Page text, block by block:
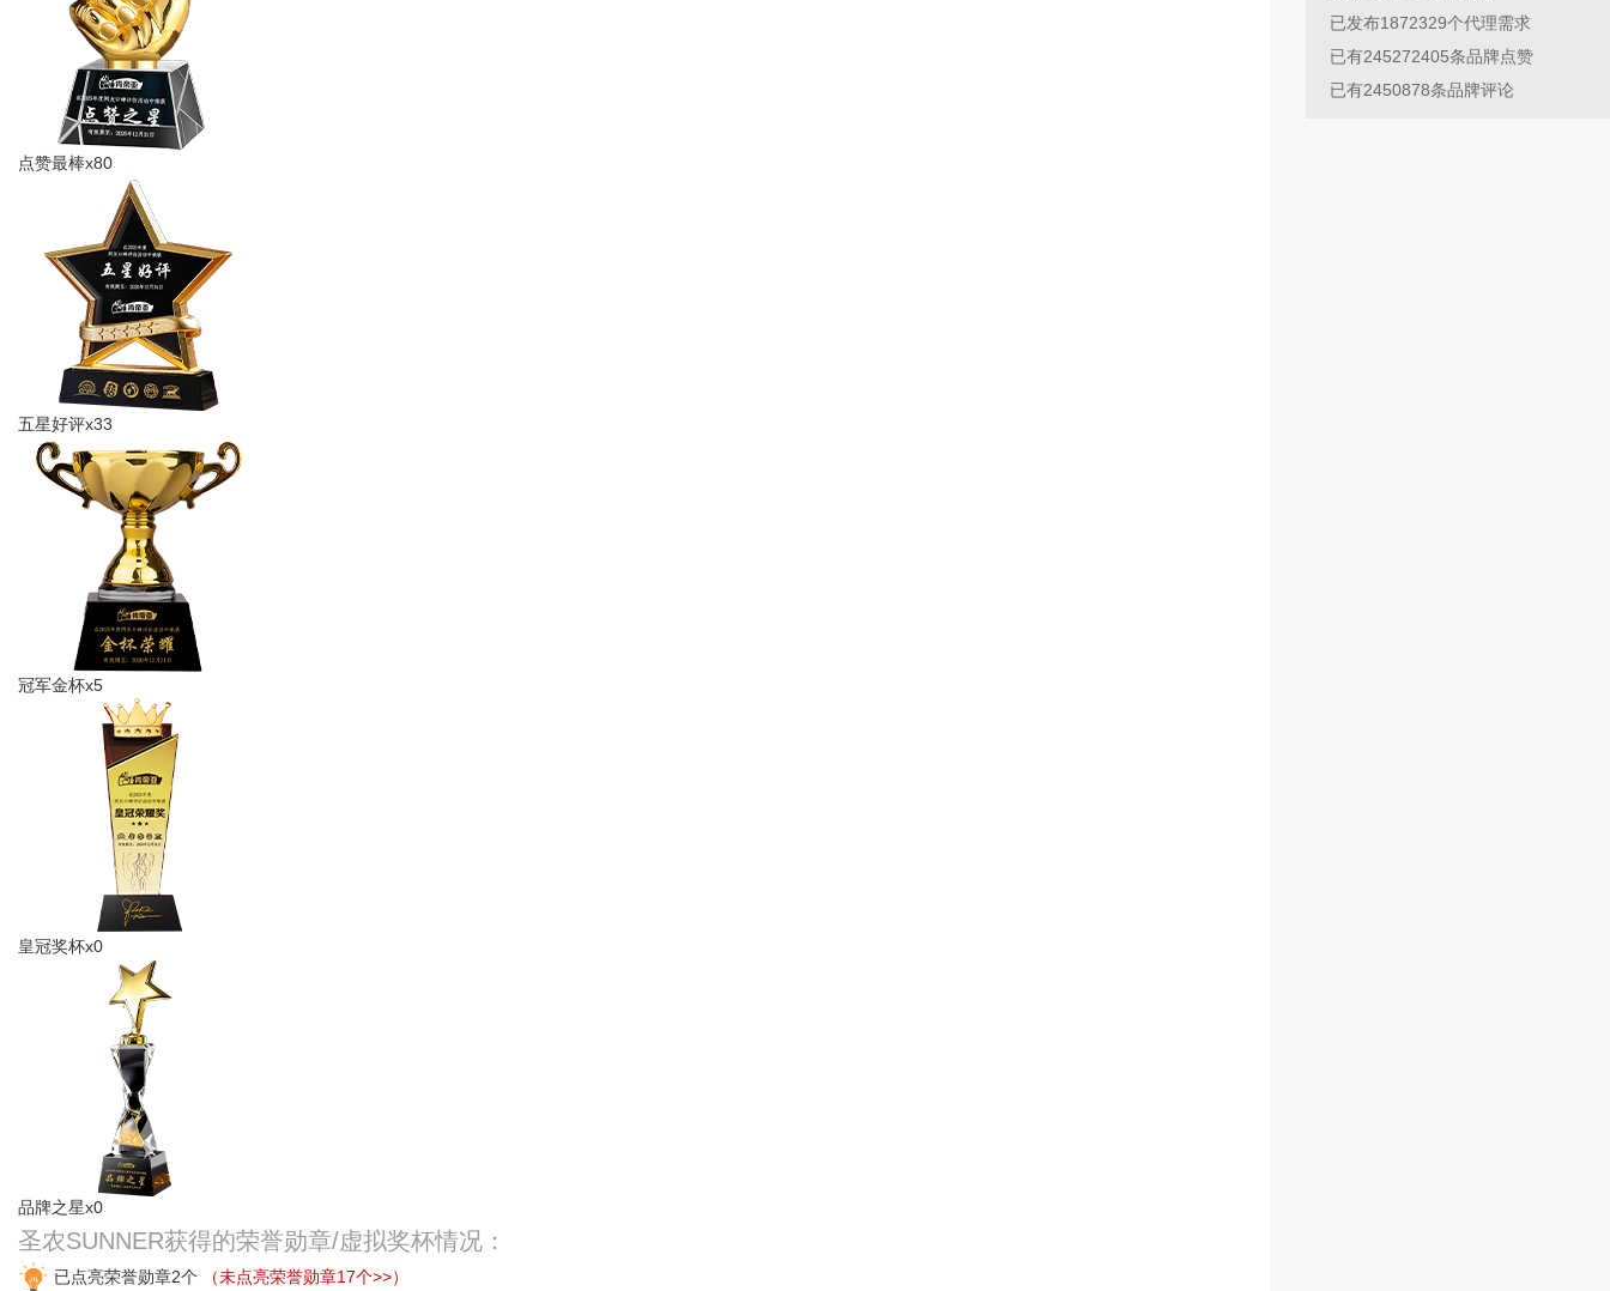
点赞最棒x80
五星好评x33
冠军金杯x5
皇冠奖杯x0
品牌之星x0
圣农SUNNER获得的荣誉勋章/虚拟奖杯情况：
已点亮荣誉勋章2个 （未点亮荣誉勋章17个>>）
已发布1872329个代理需求
已有245272405条品牌点赞
已有2450878条品牌评论